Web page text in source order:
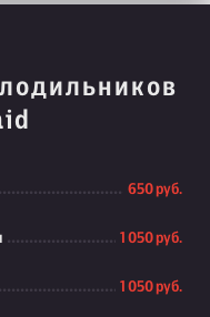
650 руб.
1 050 руб.
1 050 руб.